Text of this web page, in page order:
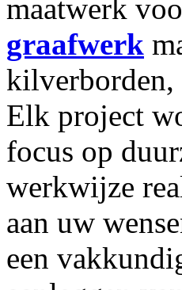
maatwerk
graafwerk
kilverborden,
Elk project
focus op
werkwijze
aan uw
een